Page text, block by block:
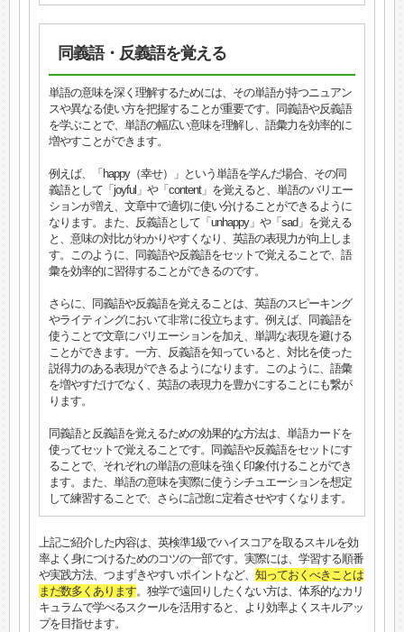
同義語・反義語を覚える
単語の意味を深く理解するためには、その単語が持つニュアン
スや異なる使い方を把握することが重要です。同義語や反義語
を学ぶことで、単語の幅広い意味を理解し、語彙力を効率的に
増やすことができます。
例えば、「happy（幸せ）」という単語を学んだ場合、その同
義語として「joyful」や「content」を覚えると、単語のバリエー
ションが増え、文章中で適切に使い分けることができるように
なります。また、反義語として「unhappy」や「sad」を覚える
と、意味の対比がわかりやすくなり、英語の表現力が向上しま
す。このように、同義語や反義語をセットで覚えることで、語
彙を効率的に習得することができるのです。
さらに、同義語や反義語を覚えることは、英語のスピーキング
やライティングにおいて非常に役立ちます。例えば、同義語を
使うことで文章にバリエーションを加え、単調な表現を避ける
ことができます。一方、反義語を知っていると、対比を使った
説得力のある表現ができるようになります。このように、語彙
を増やすだけでなく、英語の表現力を豊かにすることにも繋が
ります。
同義語と反義語を覚えるための効果的な方法は、単語カードを
使ってセットで覚えることです。同義語や反義語をセットにす
ることで、それぞれの単語の意味を強く印象付けることができ
ます。また、単語の意味を実際に使うシチュエーションを想定
して練習することで、さらに記憶に定着させやすくなります。
上記ご紹介した内容は、英検準1級でハイスコアを取るスキルを効
率よく身につけるためのコツの一部です。実際には、学習する順番
や実践方法、つまずきやすいポイントなど、 知っておくべきことは
まだ数多くあります。独学で遠回りしたくない方は、体系的なカリ
キュラムで学べるスクールを活用すると、より効率よくスキルアッ
プを目指せます。